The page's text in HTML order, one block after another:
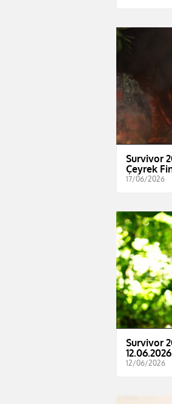
Survivor
Çeyrek
17/06/2026
Survivor
12.06.2026
12/06/2026